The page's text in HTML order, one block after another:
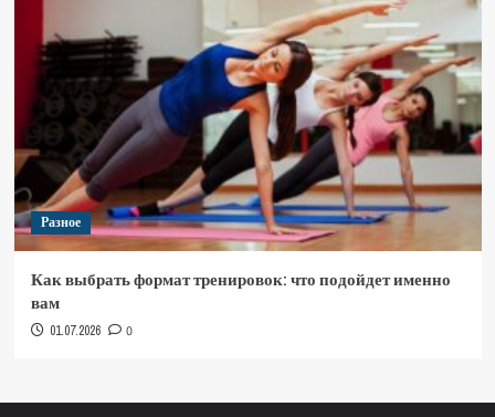
Разное
Как выбрать формат тренировок: что подойдет именно
вам
01.07.2026 0